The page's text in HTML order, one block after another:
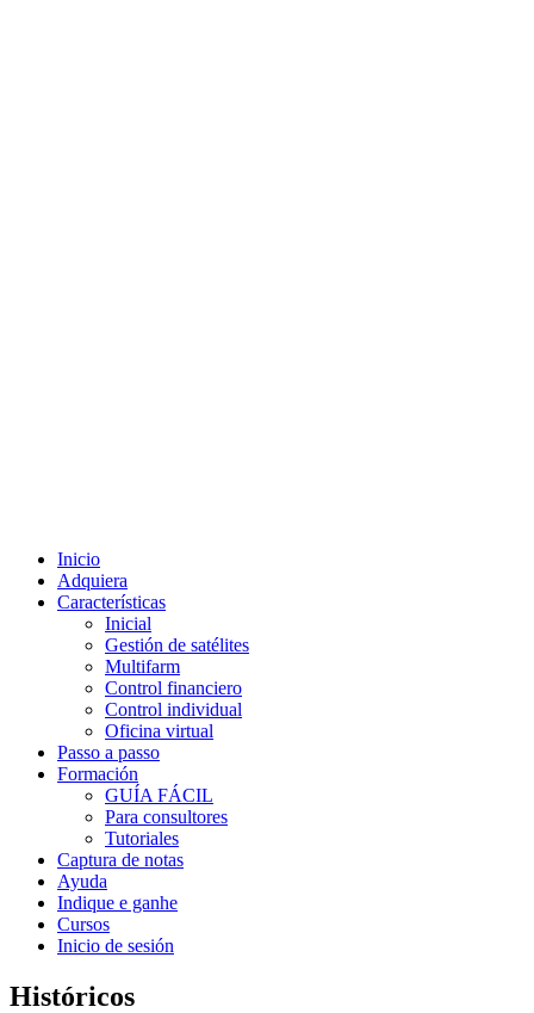
Inicio
Adquiera
Características
Inicial
Gestión de satélites
Multifarm
Control financiero
Control individual
Oficina virtual
Passo a passo
Formación
GUÍA FÁCIL
Para consultores
Tutoriales
Captura de notas
Ayuda
Indique e ganhe
Cursos
Inicio de sesión
Históricos